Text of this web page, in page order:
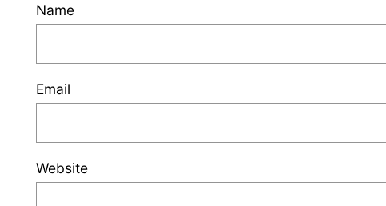
Name
Email
Website